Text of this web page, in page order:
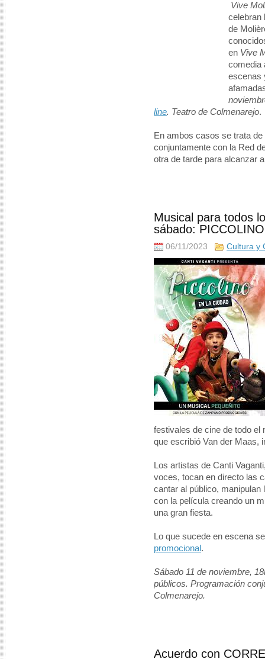
Vive
celebran
de
en Vive
comedia
escenas
line. Teatro de Colmenarejo.
En ambos casos se trata
conjuntamente con la Red
otra de tarde para alcanzar
Musical para todos
sábado:
06/11/2023 Cultura y
festivales de cine de todo el
que escribió Van der Maas,
Los artistas de Canti
voces, tocan en directo las
cantar al público,
con la película creando un
una gran fiesta.
Lo que sucede en escena
promocional .
Sábado 11 de noviembre,
públicos. Programación
Colmenarejo.
Acuerdo con